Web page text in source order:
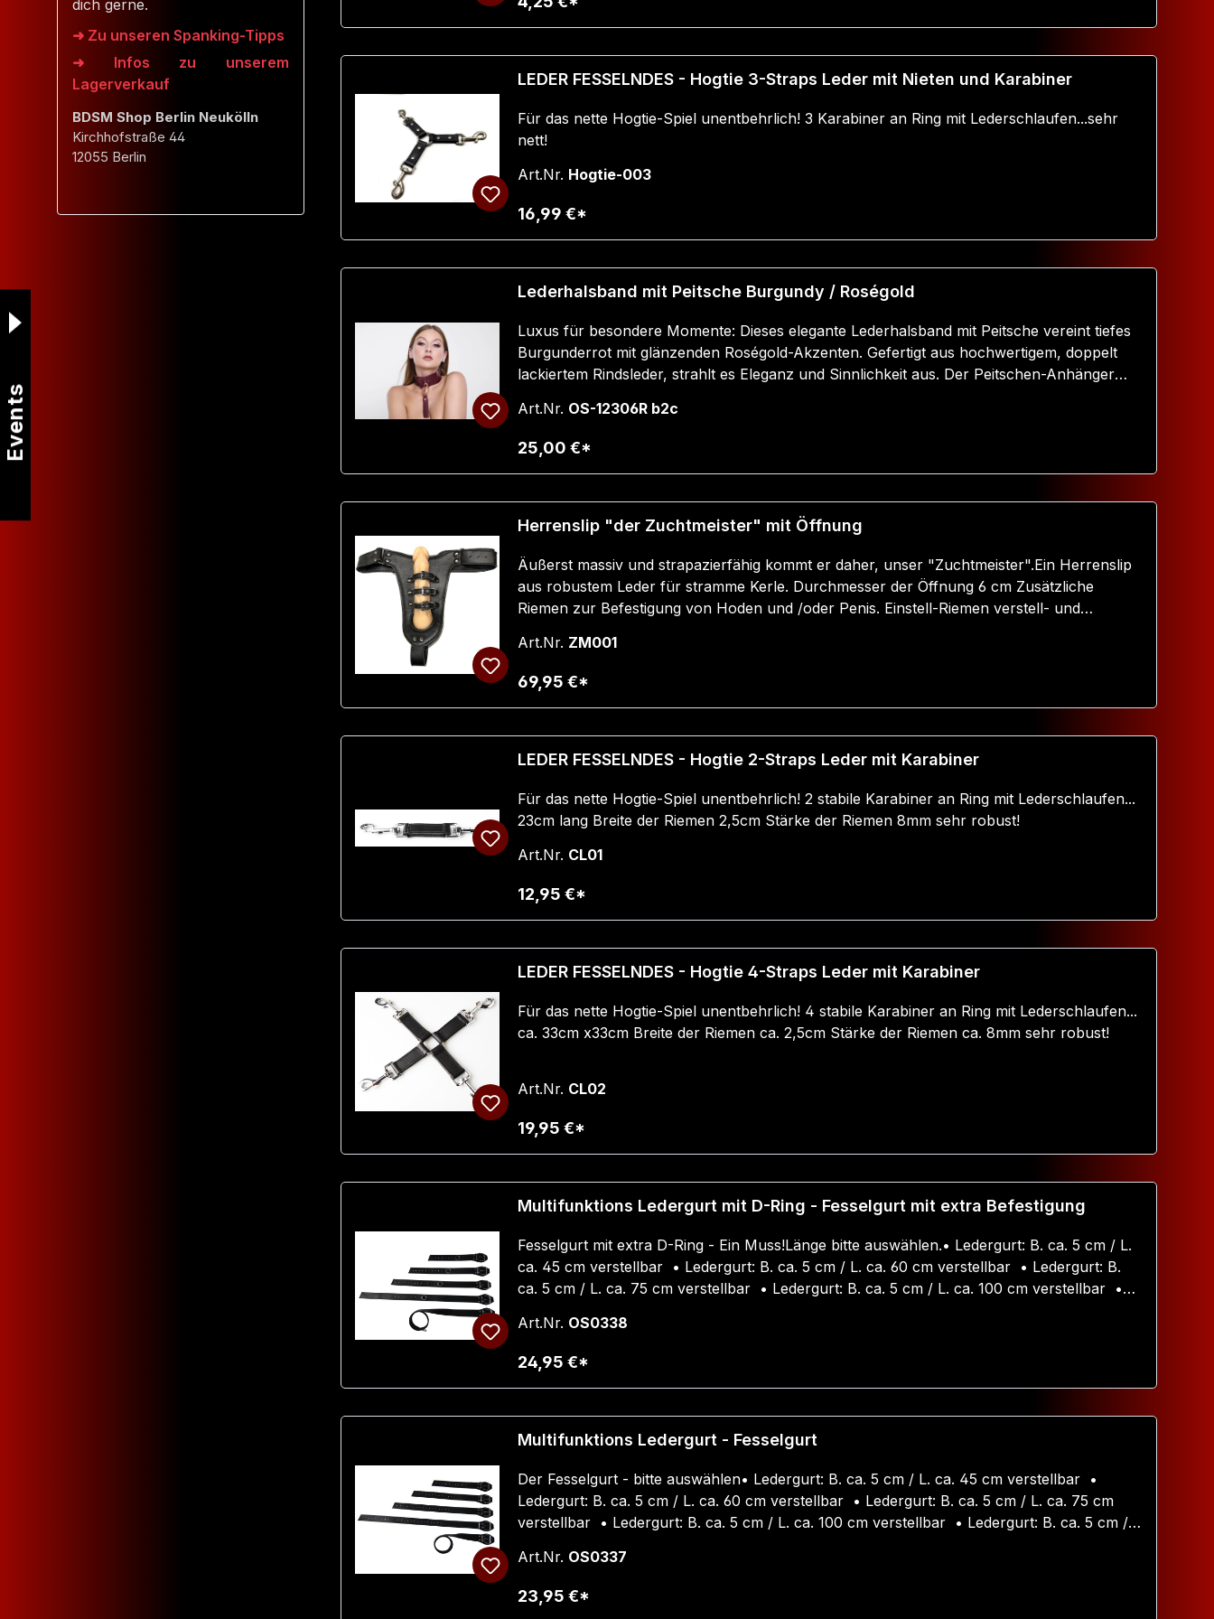
dich gerne.
➜ Zu unseren Spanking-Tipps
➜ Infos zu unserem
Lagerverkauf
BDSM Shop Berlin Neukölln
Kirchhofstraße 44
12055 Berlin
LEDER FESSELNDES - Hogtie 3-Straps Leder mit Nieten und Karabiner
Für das nette Hogtie-Spiel unentbehrlich! 3 Karabiner an Ring mit Lederschlaufen...sehr
nett!
Art.Nr. Hogtie-003
16,99 €*
Lederhalsband mit Peitsche Burgundy / Roségold
Luxus für besondere Momente: Dieses elegante Lederhalsband mit Peitsche vereint tiefes
Burgunderrot mit glänzenden Roségold-Akzenten. Gefertigt aus hochwertigem, doppelt
lackiertem Rindsleder, strahlt es Eleganz und Sinnlichkeit aus. Der Peitschen-Anhänger
der edlen Optik überzeugt das Halsband durch seine stabile und langlebige Verarbeitung.
Es ist strapazierfähig, belastbar und angenehm zu tragen – selbst bei intensiver Nutzung.
Produktdetails: Größe: One Size (33–40 cm) Peitschen-Anhänger: 16 cm Material: 100 %
Metallteile: Roségold (D-Ring 20 mm, Karabiner 65 mm, Doppel-Niete 10 mm) Gewicht:
0,05 kg Handgefertigt in Polen ✨ Tipp: Ergänze dein Halsband mit den passenden Hand-
Set.
Art.Nr. OS-12306R b2c
25,00 €*
Herrenslip "der Zuchtmeister" mit Öffnung
Äußerst massiv und strapazierfähig kommt er daher, unser "Zuchtmeister".Ein Herrenslip
aus robustem Leder für stramme Kerle. Durchmesser der Öffnung 6 cm Zusätzliche
Riemen zur Befestigung von Hoden und /oder Penis. Einstell-Riemen verstell- und
Art.Nr. ZM001
69,95 €*
LEDER FESSELNDES - Hogtie 2-Straps Leder mit Karabiner
Für das nette Hogtie-Spiel unentbehrlich! 2 stabile Karabiner an Ring mit Lederschlaufen...
23cm lang Breite der Riemen 2,5cm Stärke der Riemen 8mm sehr robust!
Art.Nr. CL01
12,95 €*
LEDER FESSELNDES - Hogtie 4-Straps Leder mit Karabiner
Für das nette Hogtie-Spiel unentbehrlich! 4 stabile Karabiner an Ring mit Lederschlaufen...
ca. 33cm x33cm Breite der Riemen ca. 2,5cm Stärke der Riemen ca. 8mm sehr robust!
Art.Nr. CL02
19,95 €*
Multifunktions Ledergurt mit D-Ring - Fesselgurt mit extra Befestigung
Fesselgurt mit extra D-Ring - Ein Muss!Länge bitte auswählen.• Ledergurt: B. ca. 5 cm / L.
ca. 45 cm verstellbar • Ledergurt: B. ca. 5 cm / L. ca. 60 cm verstellbar • Ledergurt: B.
ca. 5 cm / L. ca. 75 cm verstellbar • Ledergurt: B. ca. 5 cm / L. ca. 100 cm verstellbar •
Art.Nr. OS0338
24,95 €*
Multifunktions Ledergurt - Fesselgurt
Der Fesselgurt - bitte auswählen• Ledergurt: B. ca. 5 cm / L. ca. 45 cm verstellbar •
Ledergurt: B. ca. 5 cm / L. ca. 60 cm verstellbar • Ledergurt: B. ca. 5 cm / L. ca. 75 cm
verstellbar • Ledergurt: B. ca. 5 cm / L. ca. 100 cm verstellbar • Ledergurt: B. ca. 5 cm /
Art.Nr. OS0337
23,95 €*
Events